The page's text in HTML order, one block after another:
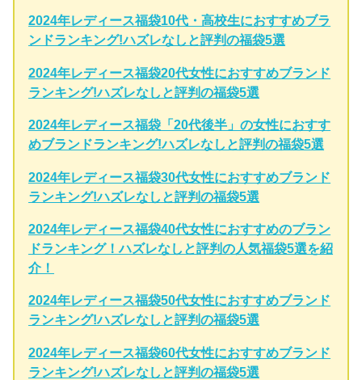
2024年レディース福袋10代・高校生におすすめブラ
ンドランキング!ハズレなしと評判の福袋5選
2024年レディース福袋20代女性におすすめブランド
ランキング!ハズレなしと評判の福袋5選
2024年レディース福袋「20代後半」の女性におすす
めブランドランキング!ハズレなしと評判の福袋5選
2024年レディース福袋30代女性におすすめブランド
ランキング!ハズレなしと評判の福袋5選
2024年レディース福袋40代女性におすすめのブラン
ドランキング！ハズレなしと評判の人気福袋5選を紹
介！
2024年レディース福袋50代女性におすすめブランド
ランキング!ハズレなしと評判の福袋5選
2024年レディース福袋60代女性におすすめブランド
ランキング!ハズレなしと評判の福袋5選